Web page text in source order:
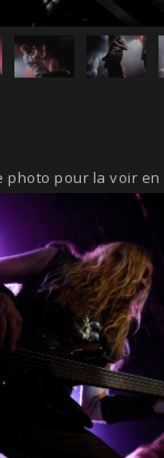
photo pour la voir